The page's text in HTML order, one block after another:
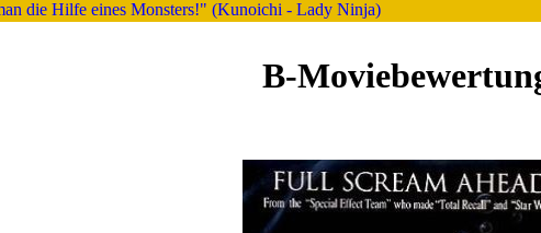
die Hilfe eines Monsters!" (Kunoichi - Lady Ninja)
B-